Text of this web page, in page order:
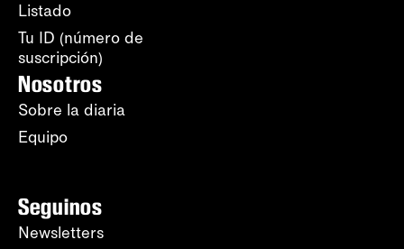
Listado
Tu ID (número de
suscripción)
Nosotros
Sobre la diaria
Equipo
Seguinos
Newsletters